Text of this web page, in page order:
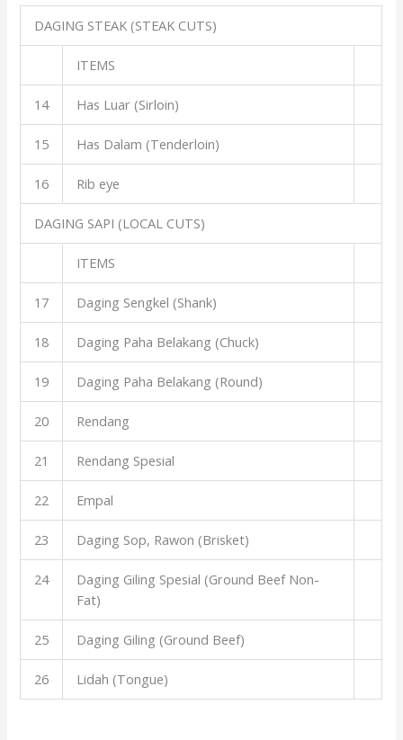
DAGING STEAK (STEAK CUTS)
ITEMS
14 Has Luar (Sirloin)
15 Has Dalam (Tenderloin)
16 Rib eye
DAGING SAPI (LOCAL CUTS)
ITEMS
17 Daging Sengkel (Shank)
18 Daging Paha Belakang (Chuck)
19 Daging Paha Belakang (Round)
20 Rendang
21 Rendang Spesial
22 Empal
23 Daging Sop, Rawon (Brisket)
24
Daging Giling Spesial (Ground Beef Non-
Fat)
25 Daging Giling (Ground Beef)
26 Lidah (Tongue)